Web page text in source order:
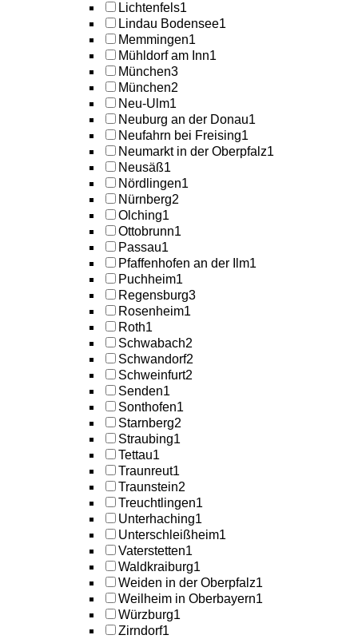
Lichtenfels1
Lindau Bodensee1
Memmingen1
Mühldorf am Inn1
München3
München2
Neu-Ulm1
Neuburg an der Donau1
Neufahrn bei Freising1
Neumarkt in der Oberpfalz1
Neusäß1
Nördlingen1
Nürnberg2
Olching1
Ottobrunn1
Passau1
Pfaffenhofen an der Ilm1
Puchheim1
Regensburg3
Rosenheim1
Roth1
Schwabach2
Schwandorf2
Schweinfurt2
Senden1
Sonthofen1
Starnberg2
Straubing1
Tettau1
Traunreut1
Traunstein2
Treuchtlingen1
Unterhaching1
Unterschleißheim1
Vaterstetten1
Waldkraiburg1
Weiden in der Oberpfalz1
Weilheim in Oberbayern1
Würzburg1
Zirndorf1